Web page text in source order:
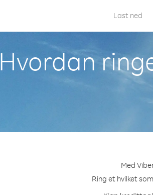
Last ned
Hvordan
Med
Ring et hvilket